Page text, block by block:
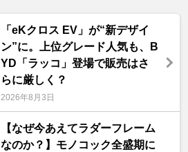
「eKクロス EV」が“新デザイ
ン”に。上位グレード人気も、B
YD「ラッコ」登場で販売はさ
らに厳しく？
2026年8月3日
【なぜ今あえてラダーフレーム
なのか？】モノコック全盛期に